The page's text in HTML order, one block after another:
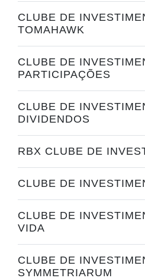
CLUBE DE
TOMAHAWK
CLUBE DE
PARTICIPAÇÕES
CLUBE DE
DIVIDENDOS
RBX CLUBE DE
CLUBE DE
CLUBE DE
VIDA
CLUBE DE
SYMMETRIARUM